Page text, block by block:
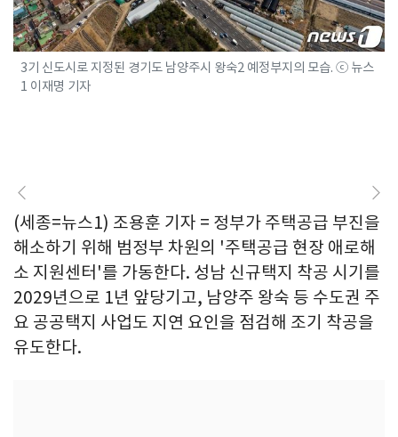
3기 신도시로 지정된 경기도 남양주시 왕숙2 예정부지의 모습. ⓒ 뉴스
1 이재명 기자
(세종=뉴스1) 조용훈 기자 = 정부가 주택공급 부진을
해소하기 위해 범정부 차원의 '주택공급 현장 애로해
소 지원센터'를 가동한다. 성남 신규택지 착공 시기를
2029년으로 1년 앞당기고, 남양주 왕숙 등 수도권 주
요 공공택지 사업도 지연 요인을 점검해 조기 착공을
유도한다.